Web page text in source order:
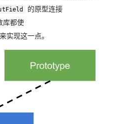
的原型连接
库都使
实现这一点。